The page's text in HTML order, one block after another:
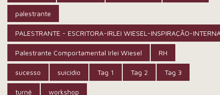
palestrante
PALESTRANTE - ESCRITORA-IRLEI WIESEL-INSPIRAÇÃO-
Palestrante Comportamental Irlei Wiesel RH
sucesso suicídio Tag 1 Tag 2 Tag 3
turnê workshop